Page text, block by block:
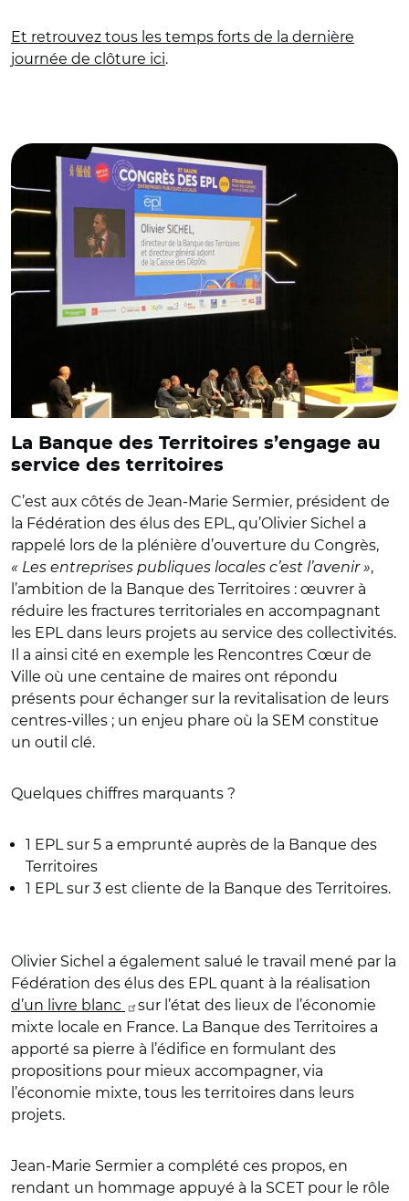
Et retrouvez tous les temps forts de la dernière
journée de clôture ici.
La Banque des Territoires s’engage au
service des territoires
C’est aux côtés de Jean-Marie Sermier, président de
la Fédération des élus des EPL, qu’Olivier Sichel a
rappelé lors de la plénière d’ouverture du Congrès,
« Les entreprises publiques locales c’est l’avenir »,
l’ambition de la Banque des Territoires : œuvrer à
réduire les fractures territoriales en accompagnant
les EPL dans leurs projets au service des collectivités.
Il a ainsi cité en exemple les Rencontres Cœur de
Ville où une centaine de maires ont répondu
présents pour échanger sur la revitalisation de leurs
centres-villes ; un enjeu phare où la SEM constitue
un outil clé.
Quelques chiffres marquants ?
1 EPL sur 5 a emprunté auprès de la Banque des
Territoires
1 EPL sur 3 est cliente de la Banque des Territoires.
Olivier Sichel a également salué le travail mené par la
Fédération des élus des EPL quant à la réalisation
d’un livre blanc
sur l’état des lieux de l’économie
mixte locale en France. La Banque des Territoires a
apporté sa pierre à l’édifice en formulant des
propositions pour mieux accompagner, via
l’économie mixte, tous les territoires dans leurs
projets.
Jean-Marie Sermier a complété ces propos, en
rendant un hommage appuyé à la SCET pour le rôle